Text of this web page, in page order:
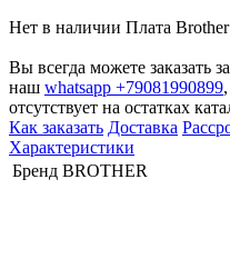
Нет в наличии Плата
Вы всегда можете заказать
наш whatsapp +79081990899
отсутствует на остатках
Как заказать Доставка
Характеристики
Бренд BROTHER